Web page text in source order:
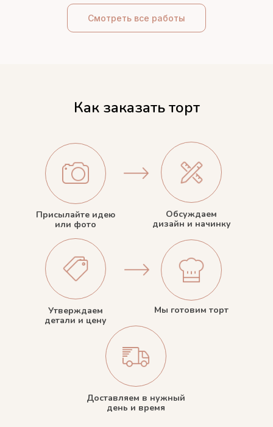
Смотреть все работы
Как заказать торт
Доставляем в нужный
день и время
Мы готовим торт
Утверждаем
детали и цену
Обсуждаем
дизайн и начинку
Присылайте идею
или фото